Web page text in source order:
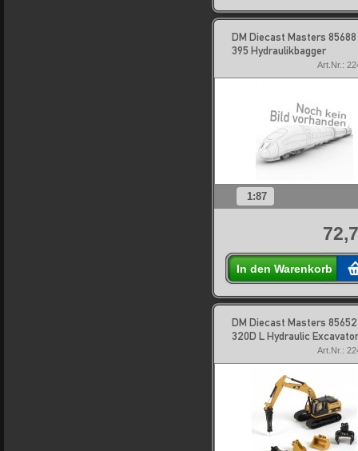
DM Diecast Masters
395 Hydraulikbagger
Art.Nr.:
1:87
In den Warenkorb
DM Diecast Masters
320D L Hydraulic Excavator
Art.Nr.: